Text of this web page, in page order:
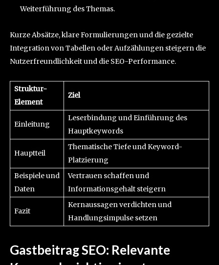
Weiterführung des Themas.
Kurze Absätze, klare Formulierungen und die gezielte
Integration von Tabellen oder Aufzählungen steigern die
Nutzerfreundlichkeit und die SEO-Performance.
Struktur-
Element
Ziel
Einleitung
Leserbindung und Einführung des
Hauptkeywords
Hauptteil
Thematische Tiefe und Keyword-
Platzierung
Beispiele und
Daten
Vertrauen schaffen und
Informationsgehalt steigern
Fazit
Kernaussagen verdichten und
Handlungsimpulse setzen
Gastbeitrag SEO: Relevante